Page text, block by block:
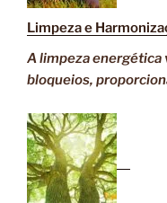
Limpeza e
A limpeza energética
bloqueios,